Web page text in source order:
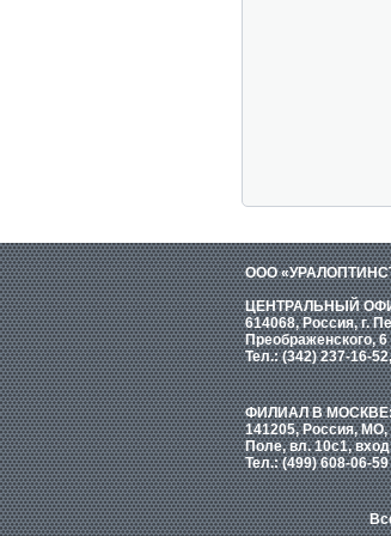
ООО
ЦЕНТРАЛЬНЫЙ
614068, Россия, г.
Преображенского, 6
Тел.: (342) 237-16-
ФИЛИАЛ В
141205, Россия,
Поле, вл. 10с1,
Тел.: (499) 608-06-59